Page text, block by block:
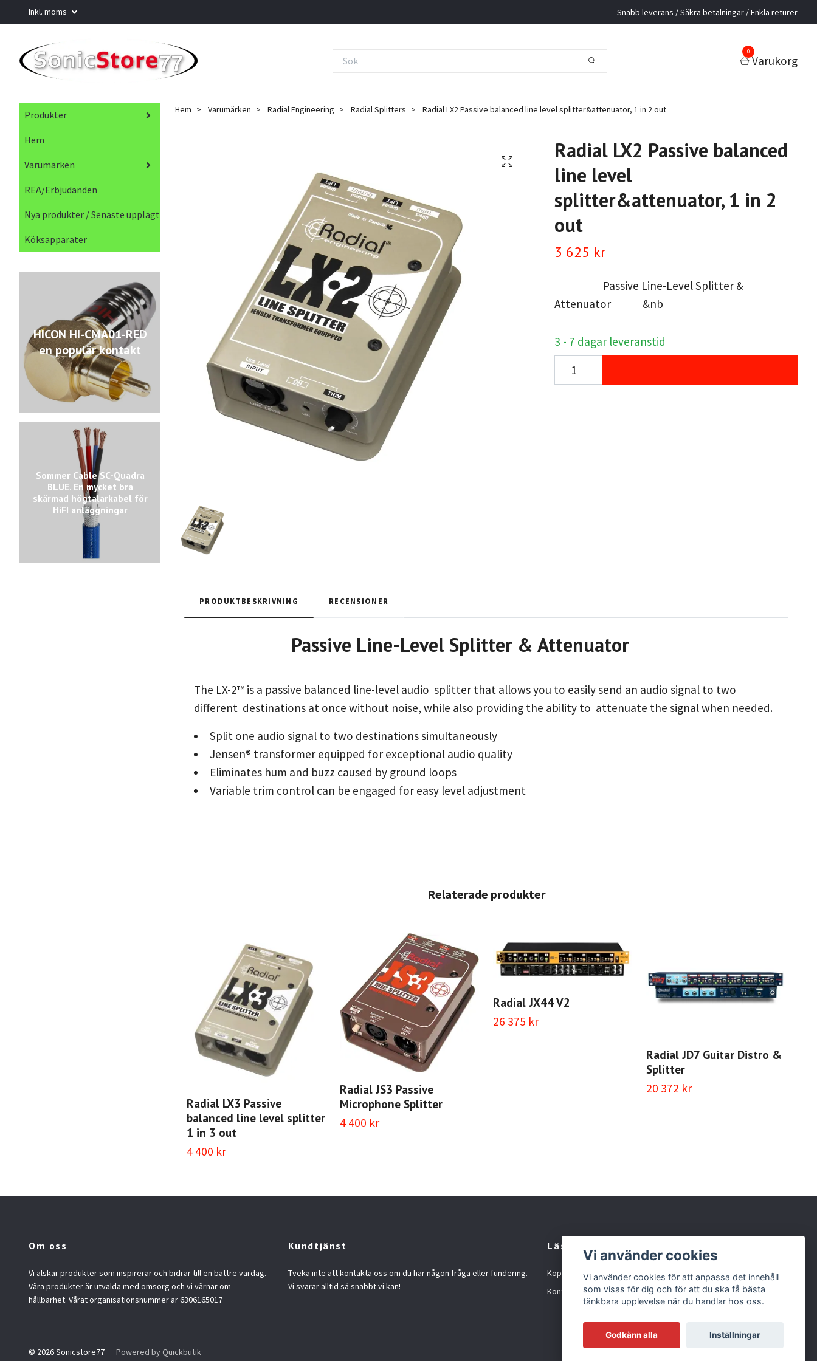
Inkl. moms Snabb leverans / Säkra betalningar / Enkla returer
0
Varukorg
Produkter
Hem
Varumärken
REA/Erbjudanden
Nya produkter / Senaste upplagt
Köksapparater
HICON HI-CMA01-RED
en populär kontakt
Sommer Cable SC-Quadra
BLUE. En mycket bra
skärmad högtalarkabel för
HiFI anläggningar
Hem Varumärken Radial Engineering Radial Splitters Radial LX2 Passive balanced line level splitter&attenuator, 1 in 2 out
Radial LX2 Passive balanced
line level
splitter&attenuator, 1 in 2
out
3 625 kr
Passive Line-Level Splitter &
Attenuator &nb
3 - 7 dagar leveranstid
PRODUKTBESKRIVNING RECENSIONER
Passive Line-Level Splitter & Attenuator
The LX-2™ is a passive balanced line-level audio splitter that allows you to easily send an audio signal to two
different destinations at once without noise, while also providing the ability to attenuate the signal when needed.
Split one audio signal to two destinations simultaneously
Jensen® transformer equipped for exceptional audio quality
Eliminates hum and buzz caused by ground loops
Variable trim control can be engaged for easy level adjustment
Radial LX3 Passive
balanced line level splitter
1 in 3 out
4 400 kr
Radial JS3 Passive
Microphone Splitter
4 400 kr
Radial JX44 V2
26 375 kr
Radial JD7 Guitar Distro &
Splitter
20 372 kr
Om oss
Vi älskar produkter som inspirerar och bidrar till en bättre vardag.
Våra produkter är utvalda med omsorg och vi värnar om
hållbarhet. Vårat organisationsnummer är 6306165017
Kundtjänst
Tveka inte att kontakta oss om du har någon fråga eller fundering.
Vi svarar alltid så snabbt vi kan!
Läs mer
Köpvillkor
Kontakt
© 2026 Sonicstore77 Powered by Quickbutik
Vi använder cookies
Vi använder cookies för att anpassa det innehåll
som visas för dig och för att du ska få bästa
tänkbara upplevelse när du handlar hos oss.
Godkänn alla Inställningar